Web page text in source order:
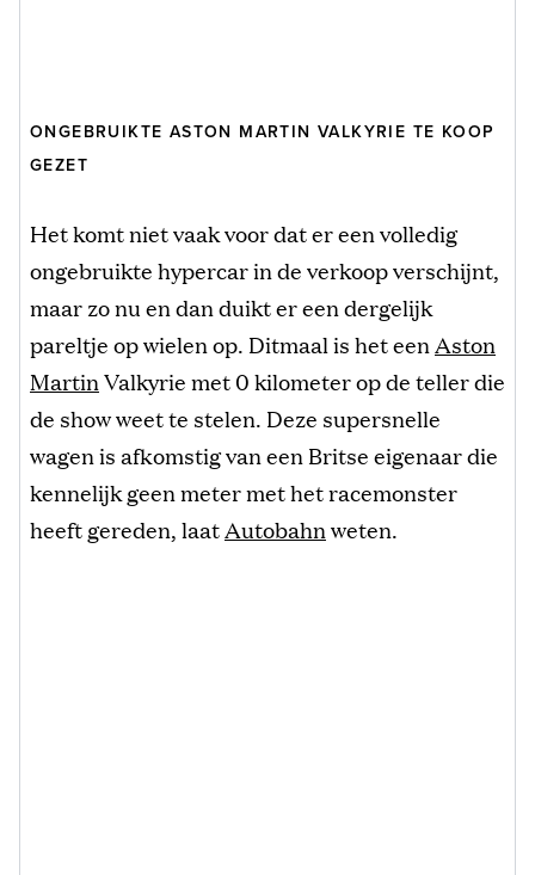
ONGEBRUIKTE ASTON MARTIN VALKYRIE TE KOOP
GEZET
Het komt niet vaak voor dat er een volledig
ongebruikte hypercar in de verkoop verschijnt,
maar zo nu en dan duikt er een dergelijk
pareltje op wielen op. Ditmaal is het een Aston
MartinValkyrie met 0 kilometer op de teller die
de show weet te stelen. Deze supersnelle
wagen is afkomstig van een Britse eigenaar die
kennelijk geen meter met het racemonster
heeft gereden, laatAutobahnweten.